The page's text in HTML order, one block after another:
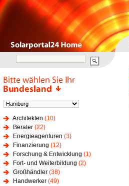
Architekten (10)
Berater (22)
Energieagenturen (3)
Finanzierung (12)
Forschung & Entwicklung (1)
Fort- und Weiterbildung (2)
Großhändler (38)
Handwerker (49)